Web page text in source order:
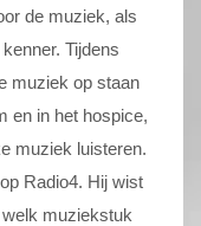
de muziek, als
Tijdens
muziek op staan
en in het hospice,
muziek luisteren.
Radio4. Hij wist
muziekstuk